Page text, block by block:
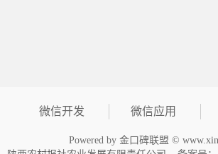
微信开发 微信应用
Powered by 金口碑联盟 ©